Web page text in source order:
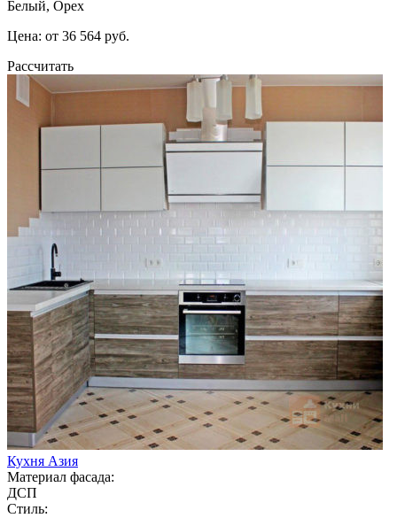
Белый, Орех
Цена: от 36 564 руб.
Рассчитать
Кухня Азия
Материал фасада:
ДСП
Стиль: